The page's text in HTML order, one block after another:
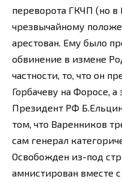
переворота ГКЧП (но в
чрезвычайному
арестован. Ему было
обвинение в измене
частности, то, что он
Горбачеву на Форосе,
Президент РФ
том, что Варенников
сам генерал
Освобожден из-под
амнистирован вместе